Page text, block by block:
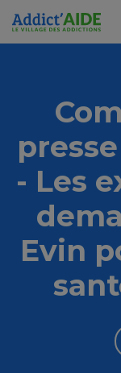
Aller au contenu
- Les
Evin
Panneau de